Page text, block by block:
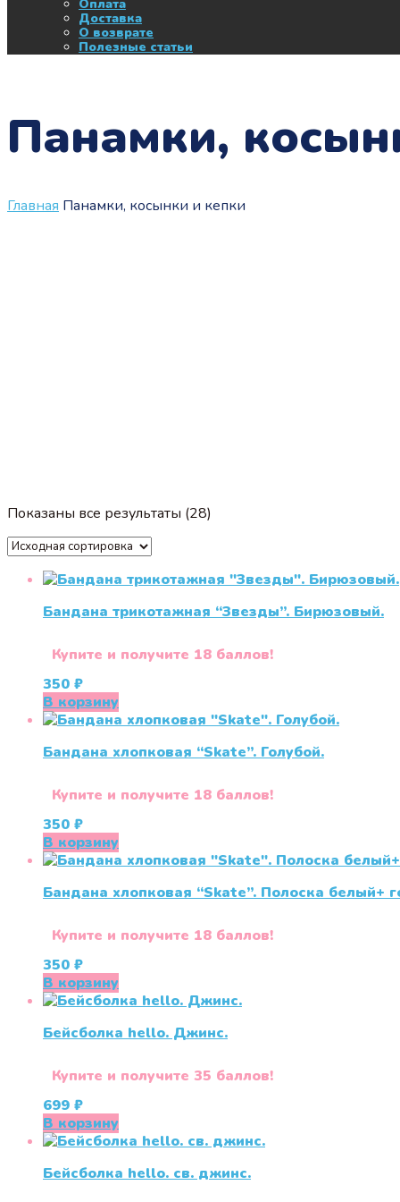
Оплата
Доставка
О возврате
Полезные статьи
Панамки,
Главная Панамки, косынки и кепки
Показаны все результаты (28)
Бандана трикотажная “Звезды”. Бирюзовый.
Купите и получите 18 баллов!
350 ₽
В корзину
Бандана хлопковая “Skate”. Голубой.
Купите и получите 18 баллов!
350 ₽
В корзину
Бандана хлопковая “Skate”. Полоска белый+
Купите и получите 18 баллов!
350 ₽
В корзину
Бейсболка hello. Джинс.
Купите и получите 35 баллов!
699 ₽
В корзину
Бейсболка hello. св. джинс.